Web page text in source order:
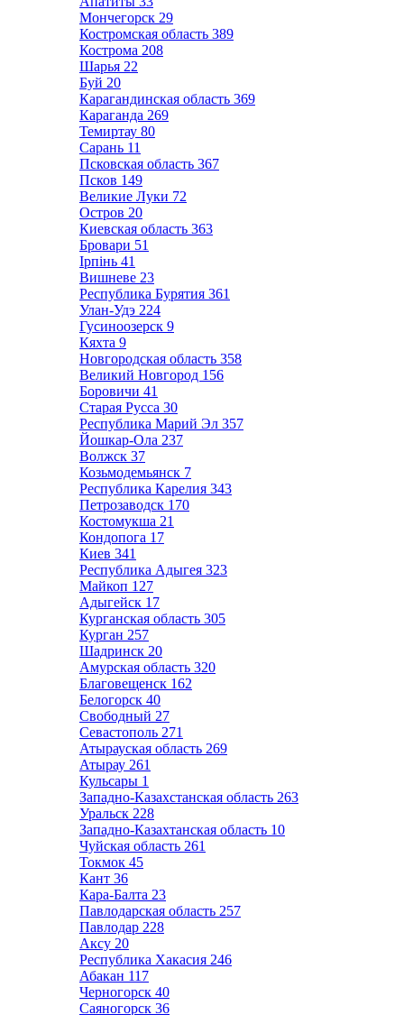
Мончегорск 29
Костромская область 389
Кострома 208
Шарья 22
Буй 20
Карагандинская область 369
Караганда 269
Темиртау 80
Сарань 11
Псковская область 367
Псков 149
Великие Луки 72
Остров 20
Киевская область 363
Бровари 51
Ірпінь 41
Вишневе 23
Республика Бурятия 361
Улан-Удэ 224
Гусиноозерск 9
Кяхта 9
Новгородская область 358
Великий Новгород 156
Боровичи 41
Старая Русса 30
Республика Марий Эл 357
Йошкар-Ола 237
Волжск 37
Козьмодемьянск 7
Республика Карелия 343
Петрозаводск 170
Костомукша 21
Кондопога 17
Киев 341
Республика Адыгея 323
Майкоп 127
Адыгейск 17
Курганская область 305
Курган 257
Шадринск 20
Амурская область 320
Благовещенск 162
Белогорск 40
Свободный 27
Севастополь 271
Атырауская область 269
Атырау 261
Кульсары 1
Западно-Казахстанская область 263
Уральск 228
Западно-Казахтанская область 10
Чуйская область 261
Токмок 45
Кант 36
Кара-Балта 23
Павлодарская область 257
Павлодар 228
Аксу 20
Республика Хакасия 246
Абакан 117
Черногорск 40
Саяногорск 36